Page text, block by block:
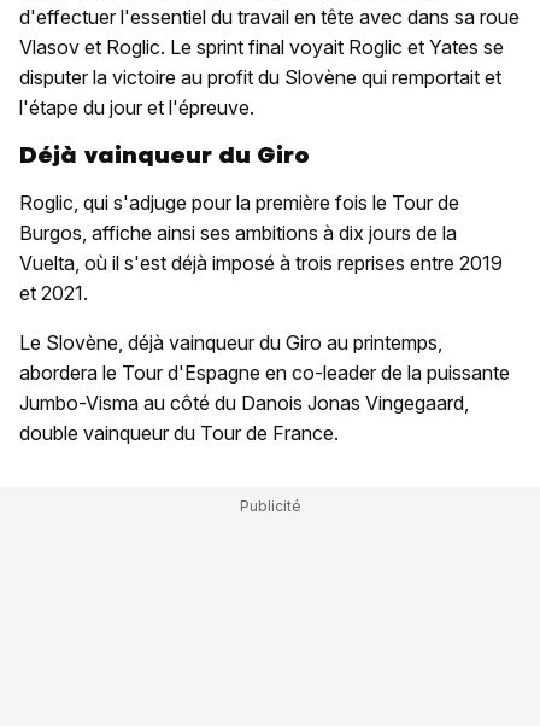
d'effectuer l'essentiel du travail en tête avec dans sa roue
Vlasov et Roglic. Le sprint final voyait Roglic et Yates se
disputer la victoire au profit du Slovène qui remportait et
l'étape du jour et l'épreuve.
Déjà vainqueur du Giro
Roglic, qui s'adjuge pour la première fois le Tour de
Burgos, affiche ainsi ses ambitions à dix jours de la
Vuelta, où il s'est déjà imposé à trois reprises entre 2019
et 2021.
Le Slovène, déjà vainqueur du Giro au printemps,
abordera le Tour d'Espagne en co-leader de la puissante
Jumbo-Visma au côté du Danois Jonas Vingegaard,
double vainqueur du Tour de France.